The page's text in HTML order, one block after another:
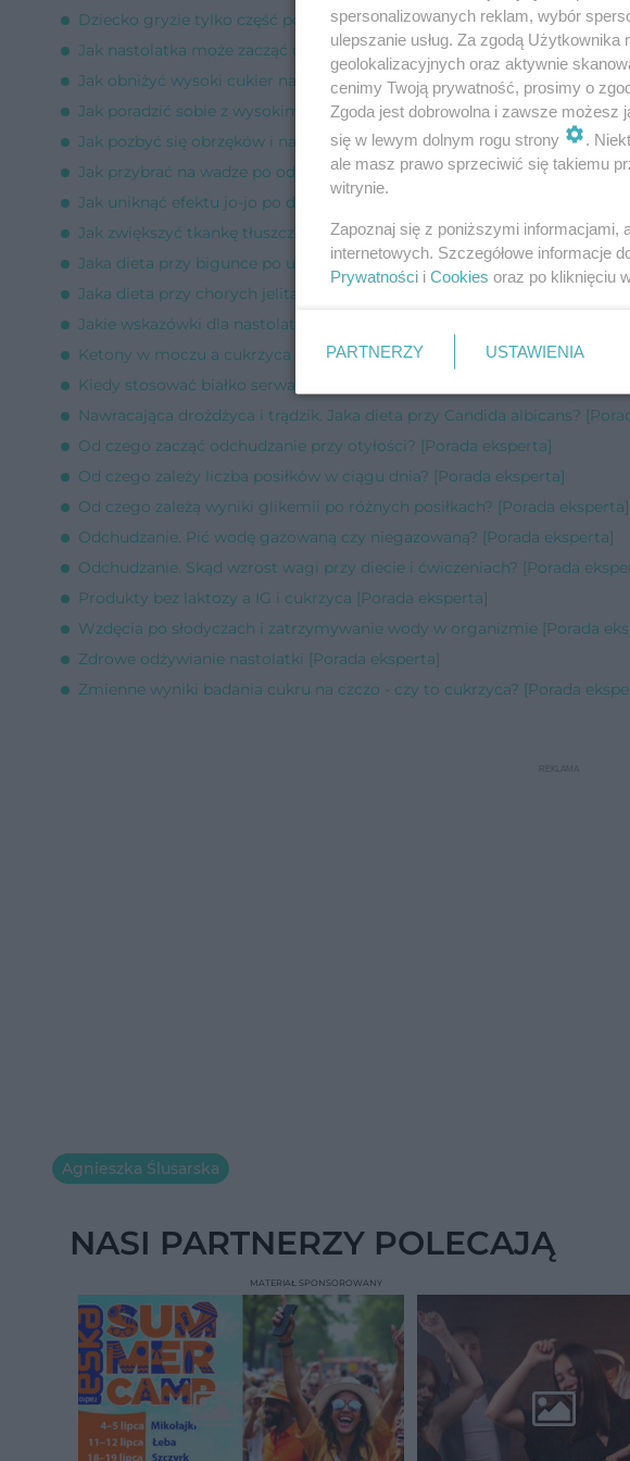
Dziecko gryzie tylko część pokarmów, a resztę połyka i się dusi [Porada
Jak nastolatka może zacząć odchudzanie? [Porada eksperta]
Jak obniżyć wysoki cukier na czczo? [Porada eksperta]
Jak poradzić sobie z wysokim cholesterolem? [Porada eksperta]
Jak pozbyć się obrzęków i nadmiaru wody w organizmie? [Porada
Jak przybrać na wadze po odchudzaniu? [Porada eksperta]
Jak uniknąć efektu jo-jo po diecie 500 kcal? [Porada eksperta]
Jak zwiększyć tkankę tłuszczową? [Porada eksperta]
Jaka dieta przy bigunce po usunięciu pęcherzyka żółciowego? [Porada
Jaka dieta przy chorych jelitach? [Porada eksperta]
Jakie wskazówki dla nastolatki, która chce schudnąć? [Porada eksperta]
Ketony w moczu a cukrzyca ciążowa [Porada eksperta]
Kiedy stosować białko serwatkowe? [Porada eksperta]
Nawracająca drożdżyca i trądzik. Jaka dieta przy Candida albicans?
Od czego zacząć odchudzanie przy otyłości? [Porada eksperta]
Od czego zależy liczba posiłków w ciągu dnia? [Porada eksperta]
Od czego zależą wyniki glikemii po różnych posiłkach? [Porada eksperta]
Odchudzanie. Pić wodę gazowaną czy niegazowaną? [Porada eksperta]
Odchudzanie. Skąd wzrost wagi przy diecie i ćwiczeniach? [Porada
Produkty bez laktozy a IG i cukrzyca [Porada eksperta]
Wzdęcia po słodyczach i zatrzymywanie wody w organizmie [Porada
Zdrowe odżywianie nastolatki [Porada eksperta]
Zmienne wyniki badania cukru na czczo - czy to cukrzyca? [Porada
Agnieszka Ślusarska
NASI PARTNERZY POLECAJĄ
MATERIAŁ SPONSOROWANY
spersonalizowanych reklam, wybór
ulepszanie usług. Za zgodą
geolokalizacyjnych oraz aktywnie
cenimy Twoją prywatność, prosimy o
Zgoda jest dobrowolna i zawsze
się w lewym dolnym rogu strony
.
ale masz prawo sprzeciwić się takiemu
witrynie.
Zapoznaj się z poniższymi informacjami,
internetowych. Szczegółowe informacje
Prywatności i Cookies oraz po kliknięciu
PARTNERZY USTAWIENIA